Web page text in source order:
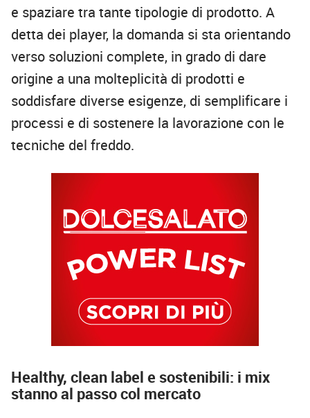
e spaziare tra tante tipologie di prodotto. A
detta dei player, la domanda si sta orientando
verso soluzioni complete, in grado di dare
origine a una molteplicità di prodotti e
soddisfare diverse esigenze, di semplificare i
processi e di sostenere la lavorazione con le
tecniche del freddo.
Healthy, clean label e sostenibili: i mix
stanno al passo col mercato